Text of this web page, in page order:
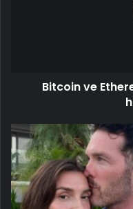
Bitcoin ve